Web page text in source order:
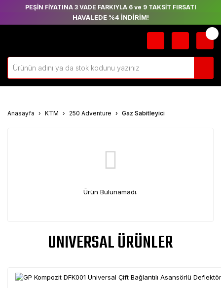
PEŞİN FİYATINA 3 VADE FARKIYLA 6 ve 9 TAKSİT FIRSATI
HAVALEDE %4 İNDİRİM!
Anasayfa KTM 250 Adventure Gaz Sabitleyici
Ürün Bulunamadı.
UNIVERSAL ÜRÜNLER